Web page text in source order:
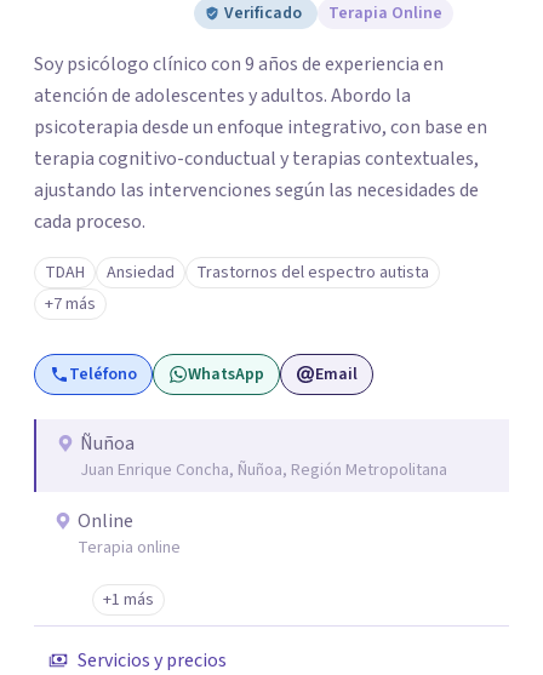
Verificado
Terapia Online
Soy psicólogo clínico con 9 años de experiencia en
atención de adolescentes y adultos. Abordo la
psicoterapia desde un enfoque integrativo, con base en
terapia cognitivo-conductual y terapias contextuales,
ajustando las intervenciones según las necesidades de
cada proceso.
TDAH Ansiedad
Trastornos del espectro autista
+7 más
Teléfono WhatsApp Email
Ñuñoa
Juan Enrique Concha, Ñuñoa, Región Metropolitana
Online
Terapia online
+1 más
Servicios y precios